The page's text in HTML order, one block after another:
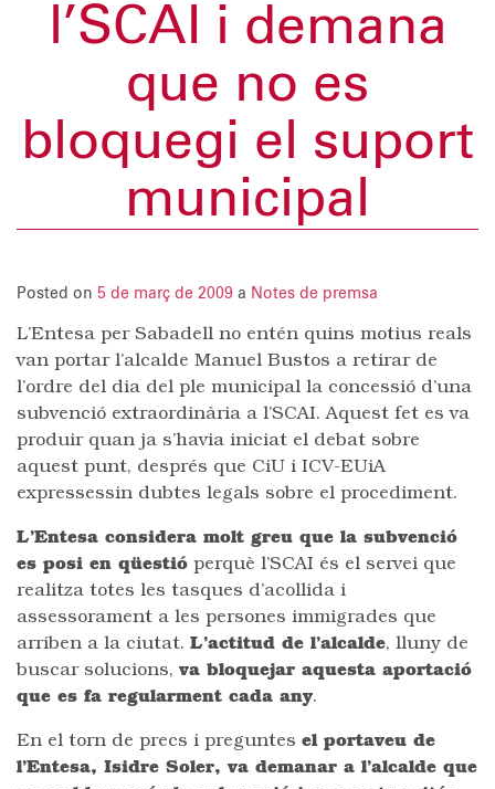
l’SCAI i demana
que no es
bloquegi el suport
municipal
Posted on 5 de març de 2009 a Notes de premsa
L’Entesa per Sabadell no entén quins motius reals
van portar l’alcalde Manuel Bustos a retirar de
l’ordre del dia del ple municipal la concessió d’una
subvenció extraordinària a l’SCAI. Aquest fet es va
produir quan ja s’havia iniciat el debat sobre
aquest punt, després que CiU i ICV-EUiA
expressessin dubtes legals sobre el procediment.
L’Entesa considera molt greu que la subvenció
es posi en qüestió perquè l’SCAI és el servei que
realitza totes les tasques d’acollida i
assessorament a les persones immigrades que
arriben a la ciutat. L’actitud de l’alcalde, lluny de
buscar solucions, va bloquejar aquesta aportació
que es fa regularment cada any.
En el torn de precs i preguntes el portaveu de
l’Entesa, Isidre Soler, va demanar a l’alcalde que